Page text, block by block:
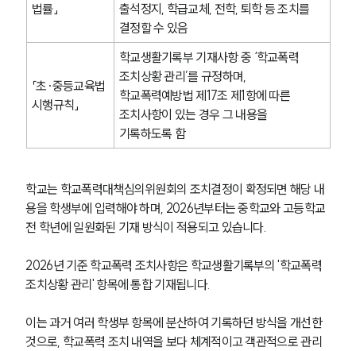
법률」
출석정지, 학급교체, 전학, 퇴학 등 조치를
결정할 수 있음
「초·중등교육법
시행규칙」
학교생활기록부 기재사항 중 ‘학교폭력
조치상황 관리’를 규정하며,
학교폭력예방법 제17조 제1항에 따른
조치사항이 있는 경우 그 내용을
기록하도록 함
학교는 학교폭력대책심의위원회의 조치결정이 확정되면 해당 내
용을 학생부에 입력해야 하며, 2026년부터는 중학교와 고등학교
전 학년에 일원화된 기재 방식이 적용되고 있습니다.
2026년 기준 학교폭력 조치사항은 학교생활기록부의 '학교폭력
조치상황 관리' 항목에 통합 기재됩니다.
이는 과거 여러 학생부 항목에 분산하여 기록하던 방식을 개선한
것으로, 학교폭력 조치 내역을 보다 체계적이고 객관적으로 관리